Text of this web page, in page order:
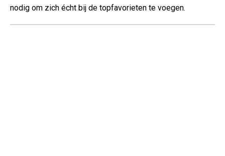
nodig om zich écht bij de topfavorieten te voegen.